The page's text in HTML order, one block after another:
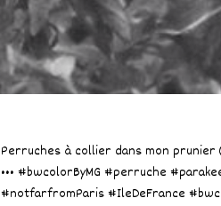
Perruches à collier dans mon prunier
••• #bwcolorByMG #perruche
#notfarfromParis #IleDeFrance